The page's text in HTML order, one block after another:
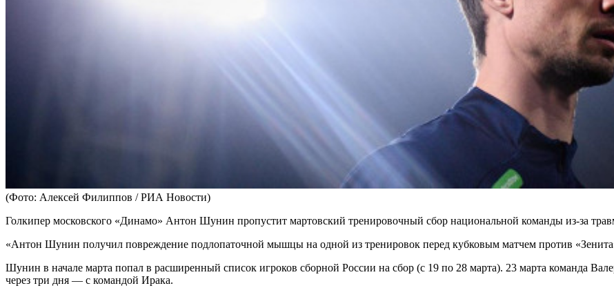
(Фото: Алексей Филиппов / РИА Новости)
Голкипер московского «Динамо» Антон Шунин пропустит мартовский тренировочный сбор национальной команды из-за
«Антон Шунин получил повреждение подлопаточной мышцы на одной из тренировок перед кубковым матчем против
Шунин в начале марта попал в расширенный список игроков сборной России на сбор (с 19 по 28 марта). 23 марта команда
через три дня — с командой Ирака.